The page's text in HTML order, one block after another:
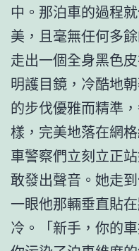
中。那泊車的過程
美，且毫無任何多
走出一個全身黑色
明護目鏡，冷酷地
的步伐優雅而精準
樣，完美地落在網
車警察們立刻立正
敢發出聲音。她走
一眼他那輛垂直貼
冷。「新手，你的